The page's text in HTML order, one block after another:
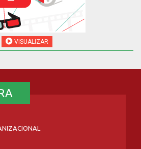
VISUALIZAR